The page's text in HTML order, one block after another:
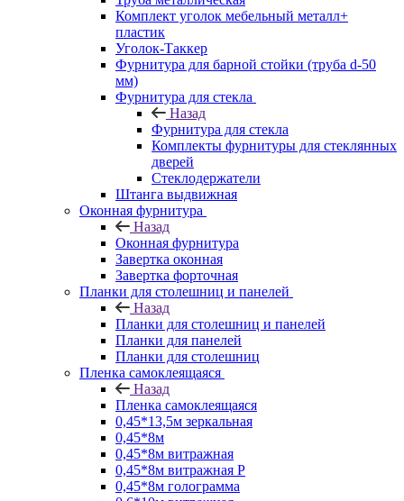
Комплект уголок мебельный металл+
пластик
Уголок-Таккер
Фурнитура для барной стойки (труба d-50
мм)
Фурнитура для стекла
Назад
Фурнитура для стекла
Комплекты фурнитуры для стеклянных
дверей
Стеклодержатели
Штанга выдвижная
Оконная фурнитура
Назад
Оконная фурнитура
Завертка оконная
Завертка форточная
Планки для столешниц и панелей
Назад
Планки для столешниц и панелей
Планки для панелей
Планки для столешниц
Пленка самоклеящаяся
Назад
Пленка самоклеящаяся
0,45*13,5м зеркальная
0,45*8м
0,45*8м витражная
0,45*8м витражная Р
0,45*8м голограмма